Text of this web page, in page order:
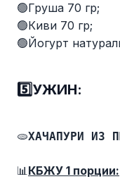
🟢Груша 70 гр;
🟢Киви 70 гр;
🟢Йогурт
5️⃣УЖИН:
🫓ХАЧАПУРИ ИЗ
📊КБЖУ 1 порции: